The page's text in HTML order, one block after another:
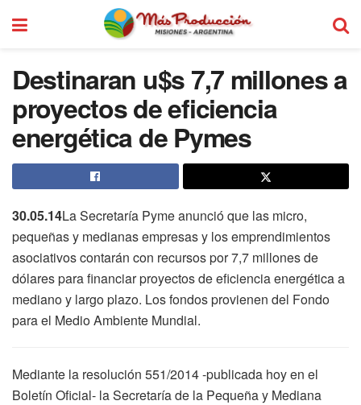
Destinaran u$s 7,7 millones a
proyectos de eficiencia
energética de Pymes
30.05.14La Secretaría Pyme anunció que las micro,
pequeñas y medianas empresas y los emprendimientos
asociativos contarán con recursos por 7,7 millones de
dólares para financiar proyectos de eficiencia energética a
mediano y largo plazo. Los fondos provienen del Fondo
para el Medio Ambiente Mundial.
Mediante la resolución 551/2014 -publicada hoy en el
Boletín Oficial- la Secretaría de la Pequeña y Mediana